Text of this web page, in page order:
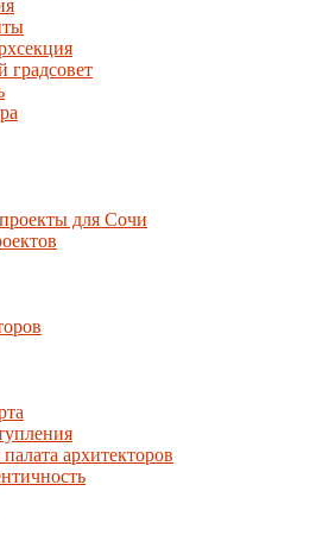
для Сочи
архитекторов